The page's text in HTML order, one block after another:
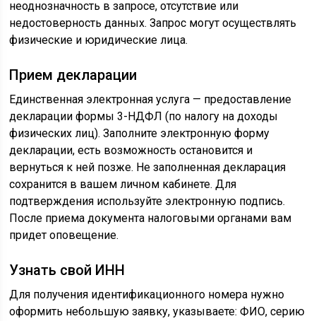
неоднозначность в запросе, отсутствие или
недостоверность данных. Запрос могут осуществлять
физические и юридические лица.
Прием декларации
Единственная электронная услуга — предоставление
декларации формы 3-НДФЛ (по налогу на доходы
физических лиц). Заполните электронную форму
декларации, есть возможность остановится и
вернуться к ней позже. Не заполненная декларация
сохранится в вашем личном кабинете. Для
подтверждения используйте электронную подпись.
После приема документа налоговыми органами вам
придет оповещение.
Узнать свой ИНН
Для получения идентификационного номера нужно
оформить небольшую заявку, указываете: ФИО, серию